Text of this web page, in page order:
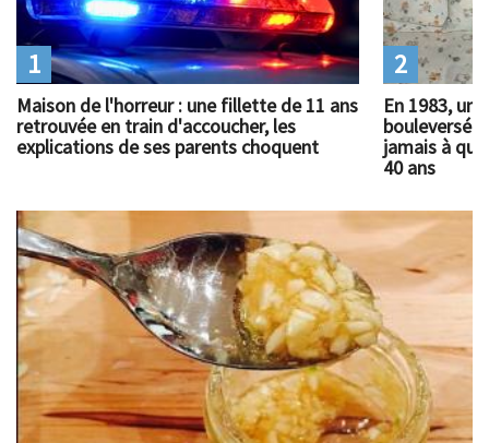
Maison de l'horreur : une fillette de 11 ans
retrouvée en train d'accoucher, les
explications de ses parents choquent
1
En 1983, un
bouleversé
jamais à
40 ans
2